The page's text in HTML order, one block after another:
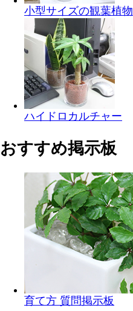
小型サイズの観葉植物
ハイドロカルチャー
おすすめ掲示板
育て方 質問掲示板